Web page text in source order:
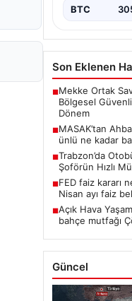
BTC
Son Eklenen
■Mekke Ortak
Bölgesel
Dönem
■MASAK’tan
ünlü ne kadar
■Trabzon’da
Şoförün Hızlı
■FED faiz kararı
Nisan ayı faiz
■Açık Hava
bahçe mutfağı
Güncel